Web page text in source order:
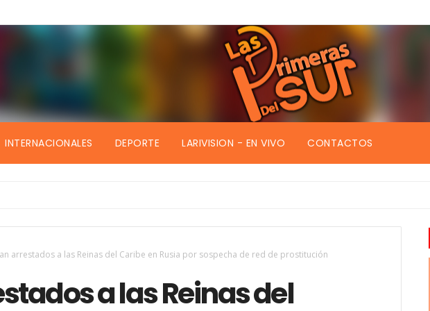
INTERNACIONALES DEPORTE LARIVISION - EN VIVO CONTACTOS
arrestados a las Reinas del Caribe en Rusia por sospecha de red de prostitución
a las Reinas del